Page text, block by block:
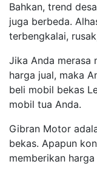
Bahkan, trend
juga berbeda.
terbengkalai,
Jika Anda merasa
harga jual, maka
beli mobil bekas
mobil tua Anda.
Gibran Motor
bekas. Apapun
memberikan